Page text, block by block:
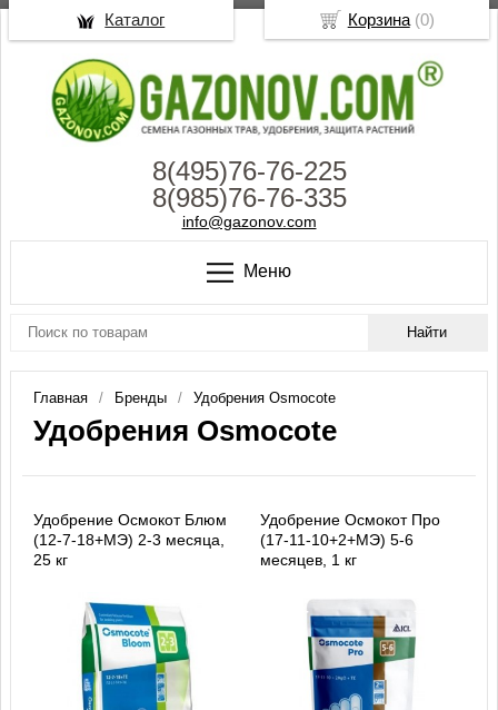
8(495)76-76-225
8(985)76-76-335
info@gazonov.com
Меню
Главная Бренды Удобрения Osmocote
Удобрения Osmocote
Удобрение Осмокот Блюм
(12-7-18+МЭ) 2-3 месяца,
25 кг
Удобрение Осмокот Про
(17-11-10+2+МЭ) 5-6
месяцев, 1 кг
Корзина(0)
Каталог